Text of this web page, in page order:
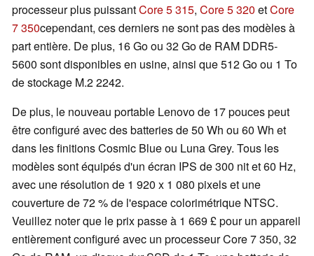
processeur plus puissantCore 5 315, Core 5 320 etCore
7 350cependant, ces derniers ne sont pas des modèles à
part entière. De plus, 16 Go ou 32 Go de RAM DDR5-
5600 sont disponibles en usine, ainsi que 512 Go ou 1 To
de stockage M.2 2242.
De plus, le nouveau portable Lenovo de 17 pouces peut
être configuré avec des batteries de 50 Wh ou 60 Wh et
dans les finitions Cosmic Blue ou Luna Grey. Tous les
modèles sont équipés d'un écran IPS de 300 nit et 60 Hz,
avec une résolution de 1 920 x 1 080 pixels et une
couverture de 72 % de l'espace colorimétrique NTSC.
Veuillez noter que le prix passe à 1 669 £ pour un appareil
entièrement configuré avec un processeur Core 7 350, 32